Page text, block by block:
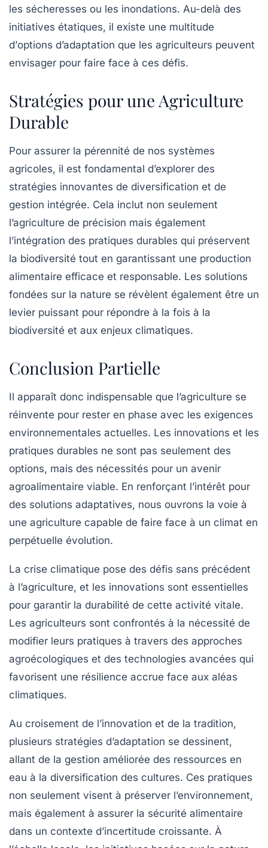
les sécheresses ou les inondations. Au-delà des
initiatives étatiques, il existe une multitude
d’options d’adaptation que les agriculteurs peuvent
envisager pour faire face à ces défis.
Stratégies pour une Agriculture
Durable
Pour assurer la pérennité de nos systèmes
agricoles, il est fondamental d’explorer des
stratégies innovantes de diversification et de
gestion intégrée. Cela inclut non seulement
l’agriculture de précision mais également
l’intégration des pratiques durables qui préservent
la biodiversité tout en garantissant une production
alimentaire efficace et responsable. Les solutions
fondées sur la nature se révèlent également être un
levier puissant pour répondre à la fois à la
biodiversité et aux enjeux climatiques.
Conclusion Partielle
Il apparaît donc indispensable que l’agriculture se
réinvente pour rester en phase avec les exigences
environnementales actuelles. Les innovations et les
pratiques durables ne sont pas seulement des
options, mais des nécessités pour un avenir
agroalimentaire viable. En renforçant l’intérêt pour
des solutions adaptatives, nous ouvrons la voie à
une agriculture capable de faire face à un climat en
perpétuelle évolution.
La crise climatique pose des défis sans précédent
à l’agriculture, et les innovations sont essentielles
pour garantir la durabilité de cette activité vitale.
Les agriculteurs sont confrontés à la nécessité de
modifier leurs pratiques à travers des approches
agroécologiques et des technologies avancées qui
favorisent une résilience accrue face aux aléas
climatiques.
Au croisement de l’innovation et de la tradition,
plusieurs stratégies d’adaptation se dessinent,
allant de la gestion améliorée des ressources en
eau à la diversification des cultures. Ces pratiques
non seulement visent à préserver l’environnement,
mais également à assurer la sécurité alimentaire
dans un contexte d’incertitude croissante. À